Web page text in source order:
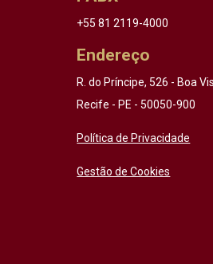
+55 81 2119-4000
Endereço
R. do Príncipe, 526 - Boa
Recife - PE - 50050-900
Política de Privacidade
Gestão de Cookies